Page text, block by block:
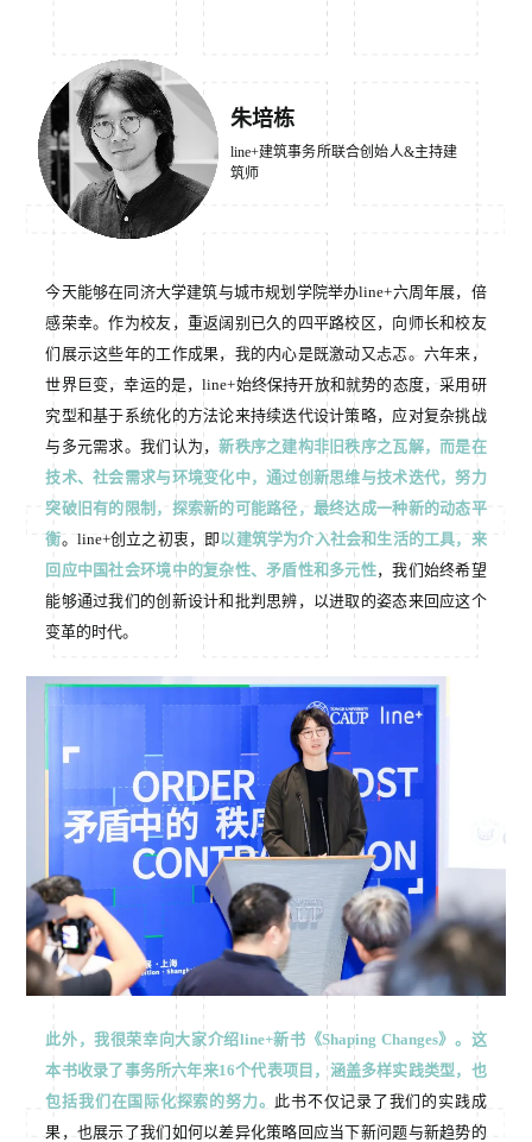
朱培栋
line+建筑事务所联合创始人&主持建
筑师
今天能够在同济大学建筑与城市规划学院举办line+六周年展，倍
感荣幸。作为校友，重返阔别已久的四平路校区，向师长和校友
们展示这些年的工作成果，我的内心是既激动又忐忑。六年来，
世界巨变，幸运的是，line+始终保持开放和就势的态度，采用研
究型和基于系统化的方法论来持续迭代设计策略，应对复杂挑战
与多元需求。我们认为，新秩序之建构非旧秩序之瓦解，而是在
技术、社会需求与环境变化中，通过创新思维与技术迭代，努力
突破旧有的限制，探索新的可能路径，最终达成一种新的动态平
衡。line+创立之初衷，即以建筑学为介入社会和生活的工具，来
回应中国社会环境中的复杂性、矛盾性和多元性，我们始终希望
能够通过我们的创新设计和批判思辨，以进取的姿态来回应这个
变革的时代。
此外，我很荣幸向大家介绍line+新书《Shaping Changes》。这
本书收录了事务所六年来16个代表项目，涵盖多样实践类型，也
包括我们在国际化探索的努力。 此书不仅记录了我们的实践成
果，也展示了我们如何以差异化策略回应当下新问题与新趋势的